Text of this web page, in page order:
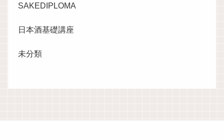
SAKEDIPLOMA
日本酒基礎講座
未分類